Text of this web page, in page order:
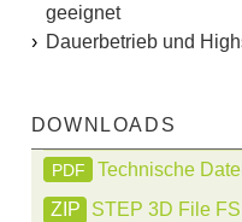
geeignet
Dauerbetrieb und
DOWNLOADS
PDF
Technische
STEP 3D File